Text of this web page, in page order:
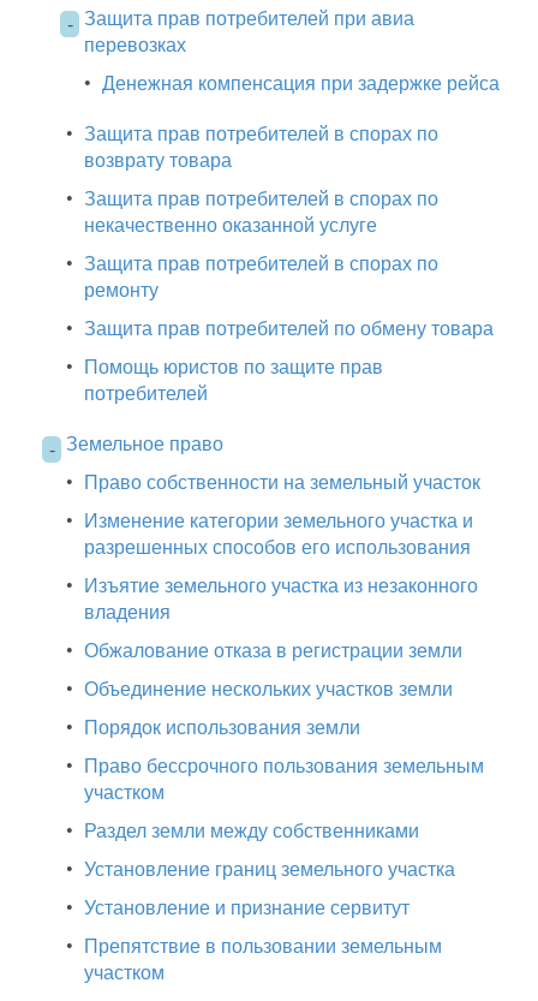
- Защита прав потребителей при авиа
перевозках
• Денежная компенсация при задержке рейса
• Защита прав потребителей в спорах по
возврату товара
• Защита прав потребителей в спорах по
некачественно оказанной услуге
• Защита прав потребителей в спорах по
ремонту
• Защита прав потребителей по обмену товара
• Помощь юристов по защите прав
потребителей
- Земельное право
• Право собственности на земельный участок
• Изменение категории земельного участка и
разрешенных способов его использования
• Изъятие земельного участка из незаконного
владения
• Обжалование отказа в регистрации земли
• Объединение нескольких участков земли
• Порядок использования земли
• Право бессрочного пользования земельным
участком
• Раздел земли между собственниками
• Установление границ земельного участка
• Установление и признание сервитут
• Препятствие в пользовании земельным
участком